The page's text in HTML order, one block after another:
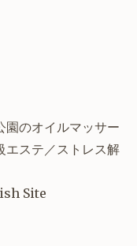
園のオイルマッサー
エステ／ストレス解
Site